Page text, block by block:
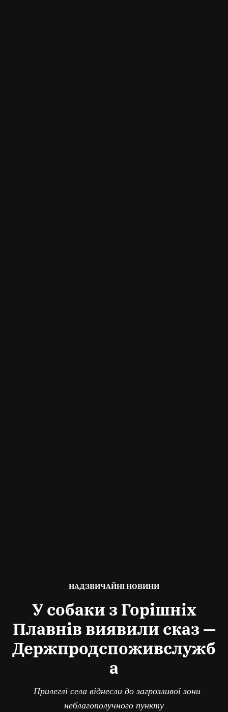
ОПУБЛІКОВАНО
НАДЗВИЧАЙНІ НОВИНИ
У собаки з Горішніх
Плавнів виявили сказ —
Держпродспоживслужб
а
Прилеглі села віднесли до загрозливої зони
неблагополучного пункту